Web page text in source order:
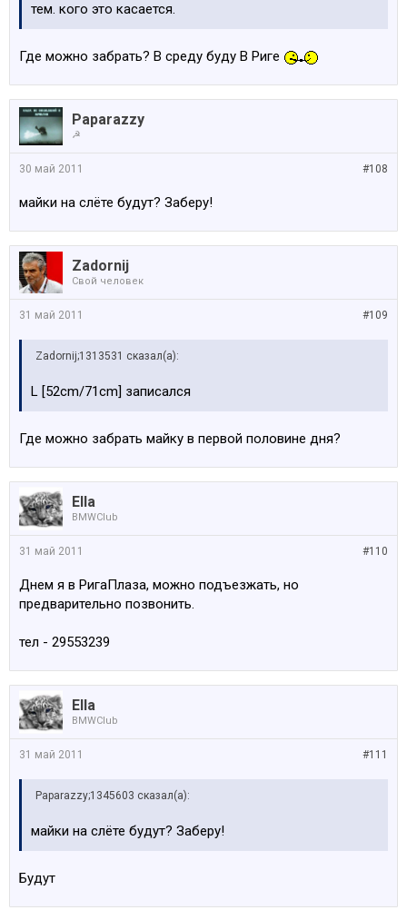
тем. кого это касается.
Где можно забрать? В среду буду В Риге
Paparazzy
☭
#108
30 май 2011
майки на слёте будут? Заберу!
Zadornij
Свой человек
#109
31 май 2011
Zadornij;1313531 сказал(а):
L [52cm/71cm] записался
Где можно забрать майку в первой половине дня?
Ella
BMWClub
#110
31 май 2011
Днем я в РигаПлаза, можно подъезжать, но
предварительно позвонить.
тел - 29553239
Ella
BMWClub
#111
31 май 2011
Paparazzy;1345603 сказал(а):
майки на слёте будут? Заберу!
Будут